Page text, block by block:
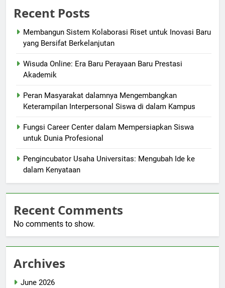
Recent Posts
Membangun Sistem Kolaborasi Riset untuk Inovasi Baru
yang Bersifat Berkelanjutan
Wisuda Online: Era Baru Perayaan Baru Prestasi
Akademik
Peran Masyarakat dalamnya Mengembangkan
Keterampilan Interpersonal Siswa di dalam Kampus
Fungsi Career Center dalam Mempersiapkan Siswa
untuk Dunia Profesional
Pengincubator Usaha Universitas: Mengubah Ide ke
dalam Kenyataan
Recent Comments
No comments to show.
Archives
June 2026